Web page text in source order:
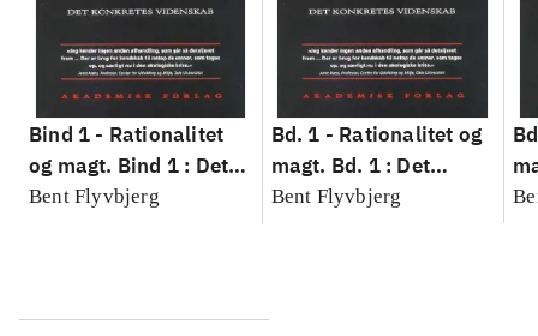
Bind 1 - Rationalitet
og magt. Bind 1 : Det
konkretes videnskab
Bent Flyvbjerg
Bd. 1 - Rationalitet og
magt. Bd. 1 : Det
konkretes videnskab
Bent Flyvbjerg